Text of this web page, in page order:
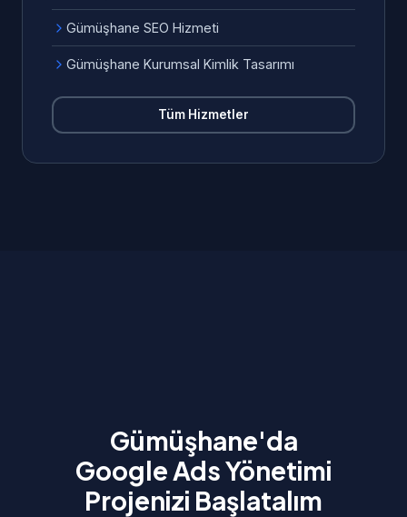
Gümüşhane SEO Hizmeti
Gümüşhane Kurumsal Kimlik Tasarımı
Tüm Hizmetler
Gümüşhane'da
Google Ads Yönetimi
Projenizi Başlatalım